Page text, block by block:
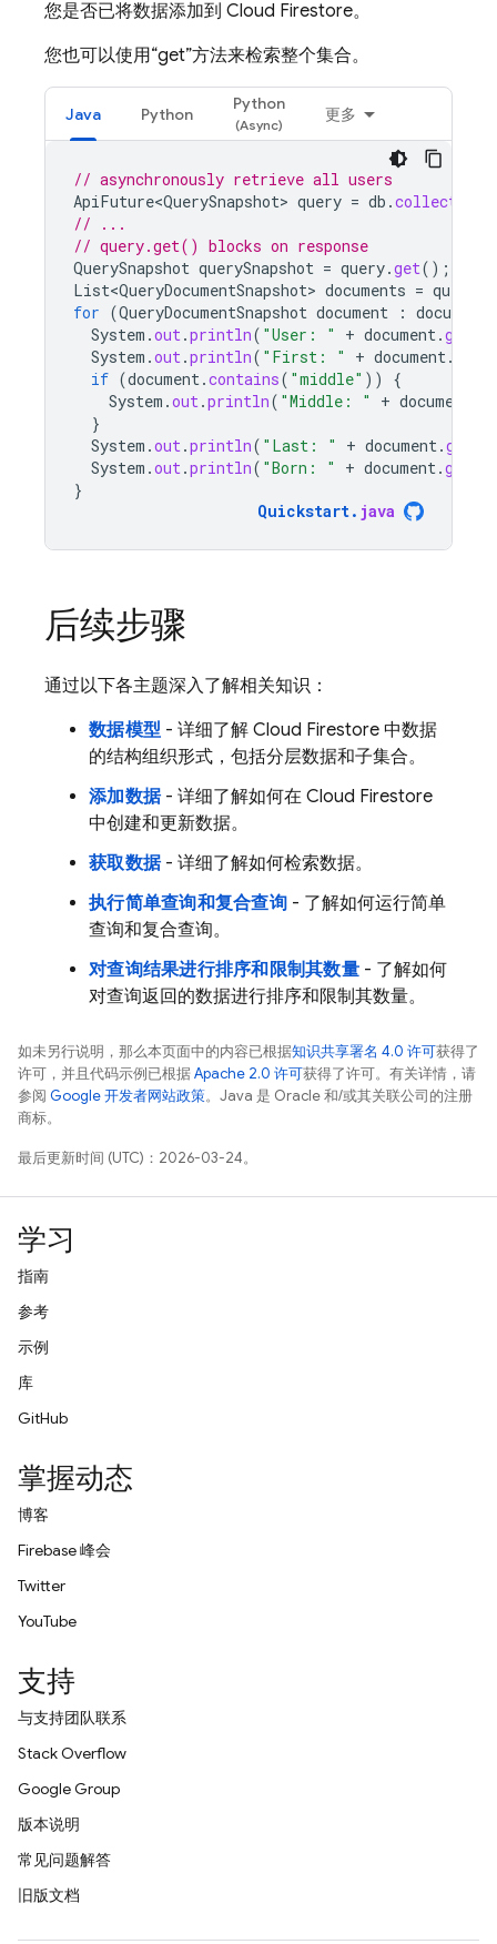
您是否已将数据添加到 Cloud Firestore。
您也可以使用“get”方法来检索整个集合。
Java Python
Python
更多
// asynchronously retrieve all users
ApiFuture<QuerySnapshot> query = db .collection
// ...
// query.get() blocks on response
QuerySnapshot querySnapshot = query.get();
List<QueryDocumentSnapshot> documents =
for (QueryDocumentSnapshot document : documents
System .out.println( "User: " + document.getId
System .out.println( "First: " + document.
if (document.contains( "middle" ))
{
System .out.println( "Middle: " + document
}
System .out.println( "Last: " + document.
System .out.println( "Born: " + document.
}
Quickstart. java
后续步骤
通过以下各主题深入了解相关知识：
数据模型 - 详细了解 Cloud Firestore 中数据
的结构组织形式，包括分层数据和子集合。
添加数据- 详细了解如何在 Cloud Firestore
中创建和更新数据。
获取数据- 详细了解如何检索数据。
执行简单查询和复合查询- 了解如何运行简单
查询和复合查询。
对查询结果进行排序和限制其数量- 了解如何
对查询返回的数据进行排序和限制其数量。
如未另行说明，那么本页面中的内容已根据知识共享署名 4.0 许可获得了
许可，并且代码示例已根据Apache 2.0 许可获得了许可。有关详情，请
参阅 Google 开发者网站政策。Java 是 Oracle 和/或其关联公司的注册
商标。
最后更新时间 (UTC)：2026-03-24。
学习
指南
参考
示例
库
GitHub
掌握动态
博客
Firebase 峰会
Twitter
YouTube
支持
与支持团队联系
Stack Overflow
Google Group
版本说明
常见问题解答
旧版文档